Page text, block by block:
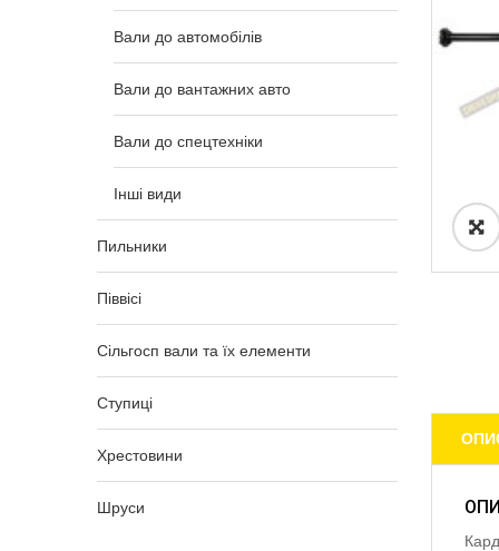
Вали до автомобілів
Вали до вантажних авто
Вали до спецтехніки
Інші види
Пильники
Піввісі
Сільгосп вали та їх елементи
Ступиці
Хрестовини
Шруси